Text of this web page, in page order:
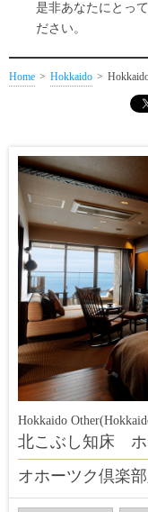
是非あなたにとっ
ださい。
Home Hokkaido
Hokkaido
北こぶし知床 ホ
オホーツク倶楽